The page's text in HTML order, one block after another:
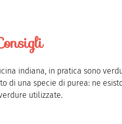
indiana, in pratica sono
di una specie di purea: ne
utilizzate.